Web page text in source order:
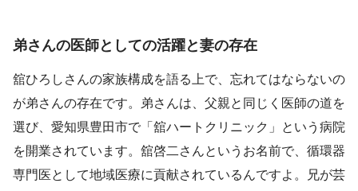
弟さんの医師としての活躍と妻の存在
舘ひろしさんの家族構成を語る上で、忘れてはならないの
が弟さんの存在です。弟さんは、父親と同じく医師の道を
選び、愛知県豊田市で「舘ハートクリニック」という病院
を開業されています。舘啓二さんというお名前で、循環器
専門医として地域医療に貢献されているんですよ。兄が芸